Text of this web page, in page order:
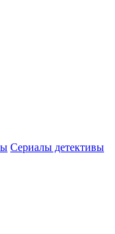
Сериалы детективы